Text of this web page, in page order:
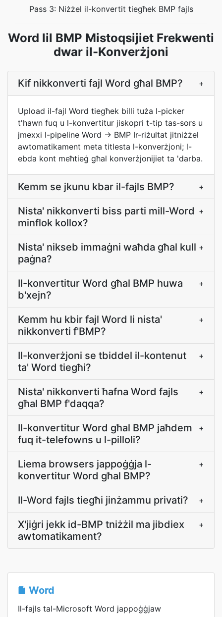
Pass 3: Niżżel il-konvertit tiegħek BMP fajls
Word lil BMP Mistoqsijiet Frekwenti
dwar il-Konverżjoni
Kif nikkonverti fajl Word għal BMP? +
Upload il-fajl Word tiegħek billi tuża l-picker
t'hawn fuq u l-konvertitur jiskopri t-tip tas-sors u
jmexxi l-pipeline Word → BMP Ir-riżultat jitniżżel
awtomatikament meta titlesta l-konverżjoni; l-
ebda kont meħtieġ għal konverżjonijiet ta 'darba.
Kemm se jkunu kbar il-fajls BMP? +
Nista' nikkonverti biss parti mill-Word
minflok kollox?
+
Nista' nikseb immaġni waħda għal kull
paġna?
+
Il-konvertitur Word għal BMP huwa
b'xejn?
+
Kemm hu kbir fajl Word li nista'
nikkonverti f'BMP?
+
Il-konverżjoni se tbiddel il-kontenut
ta' Word tiegħi?
+
Nista' nikkonverti ħafna Word fajls
għal BMP f'daqqa?
+
Il-konvertitur Word għal BMP jaħdem
fuq it-telefowns u l-pilloli?
+
Liema browsers jappoġġja l-
konvertitur Word għal BMP?
+
Il-Word fajls tiegħi jinżammu privati? +
X'jiġri jekk id-BMP tniżżil ma jibdiex
awtomatikament?
+
Word
Il-fajls tal-Microsoft Word jappoġġjaw